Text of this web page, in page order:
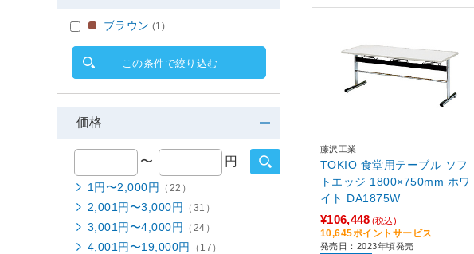
藤沢工業
TOKIO 食堂用テーブル ソフ
トエッジ 1800×750mm ホワ
イト DA1875W
¥106,448 (税込)
10,645ポイントサービス
発売日：2023年頃発売
ブラウン (1)
この条件で絞り込む
価格
〜 円
1円〜2,000円 （22）
2,001円〜3,000円 （31）
3,001円〜4,000円 （24）
4,001円〜19,000円 （17）